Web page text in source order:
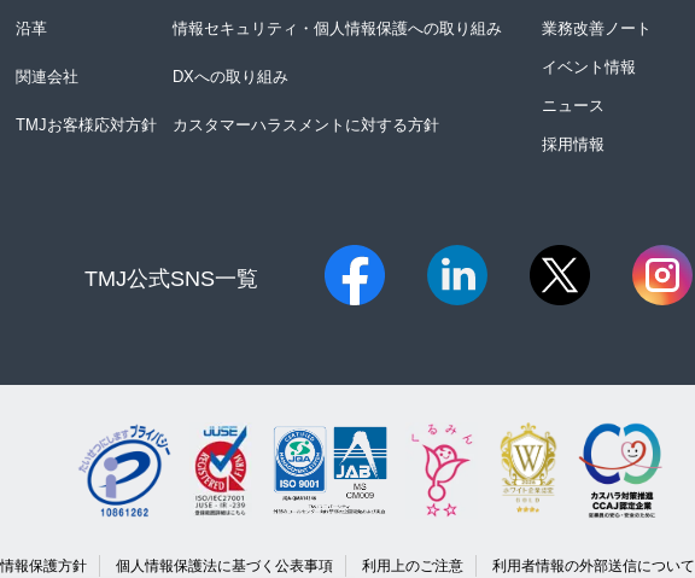
沿革 情報セキュリティ・個人情報保護への取り組み
関連会社 DXへの取り組み
TMJお客様応対方針 カスタマーハラスメントに対する方針
業務改善ノート
イベント情報
ニュース
採用情報
TMJ公式SNS一覧​
報保護方針 個人情報保護法に基づく公表事項 利用上のご注意 利用者情報の外部送信について